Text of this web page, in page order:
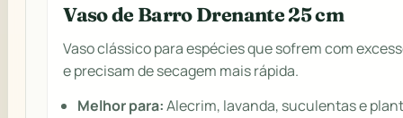
Vaso de Barro Drenante 25 cm
Vaso clássico para espécies que sofrem com
e precisam de secagem mais rápida.
Melhor para:Alecrim, lavanda, suculentas e